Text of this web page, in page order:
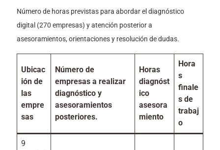
Número de horas previstas para abordar el diagnóstico
digital (270 empresas) y atención posterior a
asesoramientos, orientaciones y resolución de dudas.
Ubicac
ión de
las
empre
sas
Número de
empresas a realizar
diagnóstico y
asesoramientos
posteriores.
Horas
diagnóst
ico
asesora
miento
Hora
s
finale
s de
trabaj
o
9